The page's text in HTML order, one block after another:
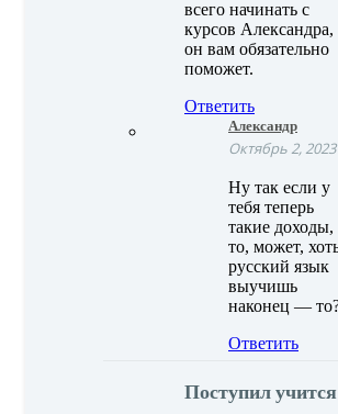
всего начинать с
курсов Александра,
он вам обязательно
поможет.
Ответить
Александр
Октябрь 2, 2023
Ну так если у
тебя теперь
такие доходы,
то, может,
русский язык
выучишь
наконец —
Ответить
Поступил учится